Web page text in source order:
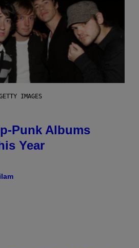
IMAGES
Punk Albums
Year